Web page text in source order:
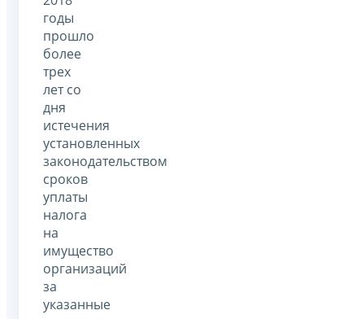
годы
прошло
более
трех
лет со
дня
истечения
установленных
законодательством
сроков
уплаты
налога
на
имущество
организаций
за
указанные